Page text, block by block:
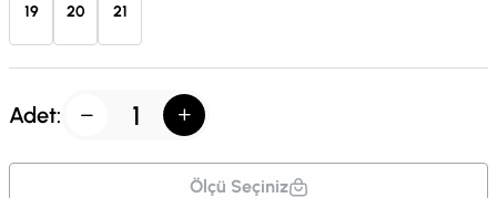
19 20 21
Adet:
Ölçü Seçiniz